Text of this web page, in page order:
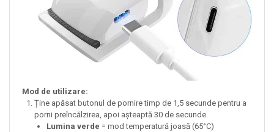
Mod de utilizare:
Ține apăsat butonul de pornire timp de 1,5 secunde pentru a
porni preîncălzirea, apoi așteaptă 30 de secunde.
Lumina verde = mod temperatură joasă (65°C)